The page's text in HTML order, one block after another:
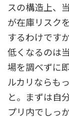
スの構造上、
が在庫リスク
するわけです
低くなるのは
場を調べずに
ルカリならも
と。まずは自
プリ内でしっ